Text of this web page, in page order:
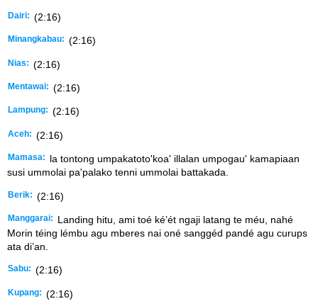
Dairi: (2:16)
Minangkabau: (2:16)
Nias: (2:16)
Mentawai: (2:16)
Lampung: (2:16)
Aceh: (2:16)
Mamasa:
la tontong umpakatoto'koa' illalan umpogau' kamapiaan
susi ummolai pa'palako tenni ummolai battakada.
Berik: (2:16)
Manggarai:
Landing hitu, ami toé ké’ét ngaji latang te méu, nahé
Morin téing lémbu agu mberes nai oné sanggéd pandé agu curups
ata di’an.
Sabu: (2:16)
Kupang: (2:16)